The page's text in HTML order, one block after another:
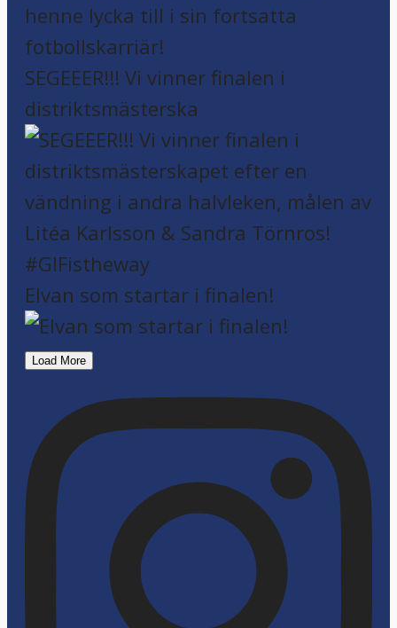
SEGEEER!!! Vi vinner finalen i
distriktsmästerska
Elvan som startar i finalen!
Load More